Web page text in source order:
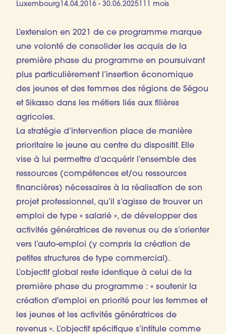
Luxembourg 14.04.2016 - 30.06.2025 111 mois
L’extension en 2021 de ce programme marque
une volonté de consolider les acquis de la
première phase du programme en poursuivant
plus particulièrement l’insertion économique
des jeunes et des femmes des régions de Ségou
et Sikasso dans les métiers liés aux filières
agricoles.
La stratégie d’intervention place de manière
prioritaire le jeune au centre du dispositif. Elle
vise à lui permettre d’acquérir l’ensemble des
ressources (compétences et/ou ressources
financières) nécessaires à la réalisation de son
projet professionnel, qu’il s’agisse de trouver un
emploi de type « salarié », de développer des
activités génératrices de revenus ou de s’orienter
vers l’auto-emploi (y compris la création de
petites structures de type commercial).
L’objectif global reste identique à celui de la
première phase du programme : « soutenir la
création d'emploi en priorité pour les femmes et
les jeunes et les activités génératrices de
revenus ». L’objectif spécifique s’intitule comme